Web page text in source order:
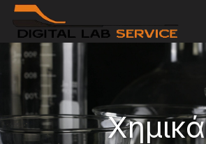
Χημικά